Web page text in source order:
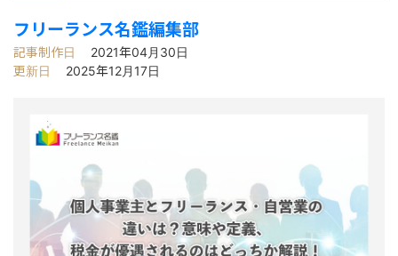
フリーランス名鑑編集部
記事制作日
2021年04月30日
更新日
2025年12月17日